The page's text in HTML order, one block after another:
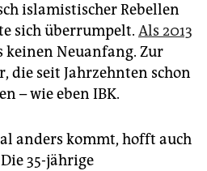
islamistischer Rebellen
sich überrumpelt. Als 2013
keinen Neuanfang. Zur
die seit Jahrzehnten schon
– wie eben IBK.
anders kommt, hofft auch
35-jährige